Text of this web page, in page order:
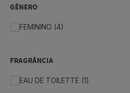
GÊNERO
FEMININO (4)
FRAGRÂNCIA
EAU DE TOILETTE (1)